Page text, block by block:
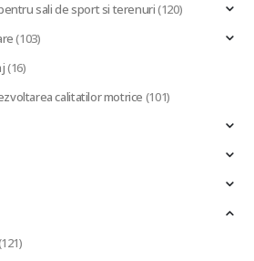
sali de sport si terenuri(120)
(103)
(16)
calitatilor motrice (101)